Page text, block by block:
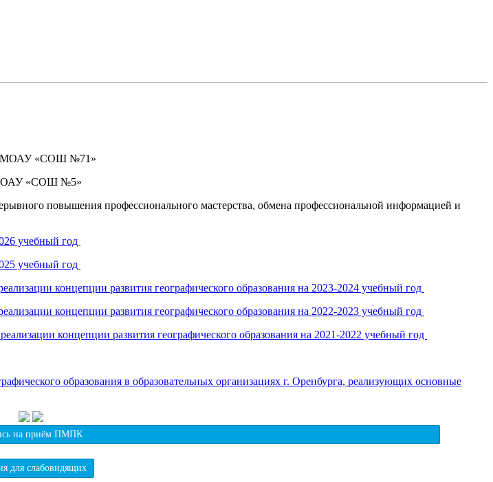
МОАУ «СОШ №71»
МОАУ «СОШ №5»
повышения профессионального мастерства, обмена профессиональной информацией и
учебный год
учебный год
концепции развития географического образования на 2023-2024 учебный год
концепции развития географического образования на 2022-2023 учебный год
концепции развития географического образования на 2021-2022 учебный год
образования в образовательных организациях г. Оренбурга, реализующих основные
на приём ПМПК
для слабовидящих